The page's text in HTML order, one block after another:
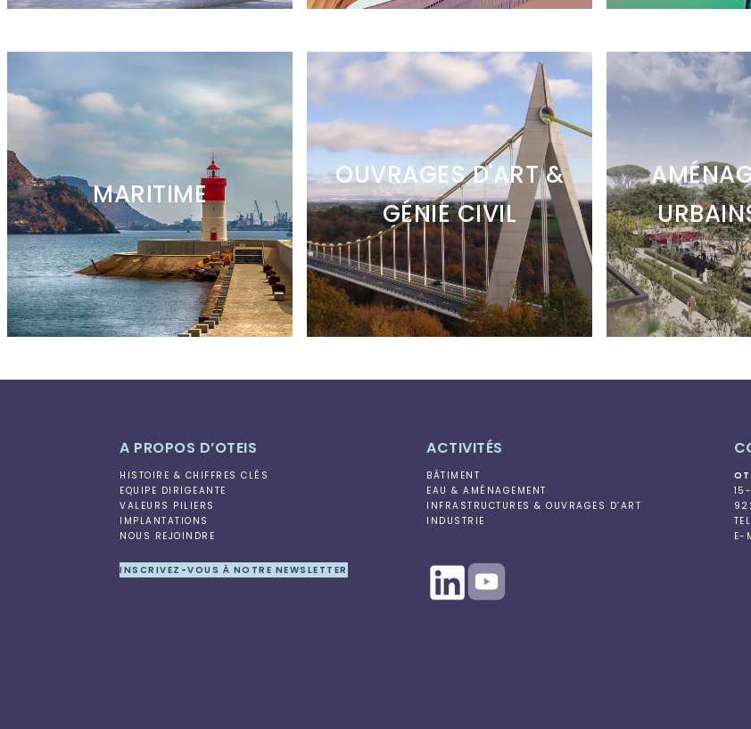
MARITIME
OUVRAGES D'ART &
GÉNIE CIVIL
A PROPOS D’OTEIS
HISTOIRE & CHIFFRES CLÉS
EQUIPE DIRIGEANTE
VALEURS PILIERS
IMPLANTATIONS
NOUS REJOINDRE
ACTIVITÉS
BÂTIMENT
EAU & AMÉNAGEMENT
INFRASTRUCTURES & OUVRAGES D’ART
INDUSTRIE
E-
INSCRIVEZ-VOUS À NOTRE NEWSLETTER